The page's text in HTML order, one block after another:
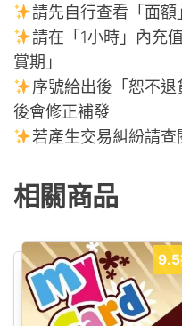
請先自行查看「面
請在「1小時」內充
賞期」
序號給出後「恕不
後會修正補發
若產生交易糾紛請查
相關商品
9.5